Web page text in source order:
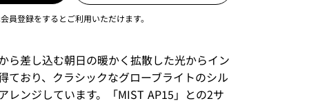
員登録をするとご利用いただけます。
ら差し込む朝日の暖かく拡散した光からイン
ており、クラシックなグローブライトのシル
レンジしています。「MIST AP15」との2サ